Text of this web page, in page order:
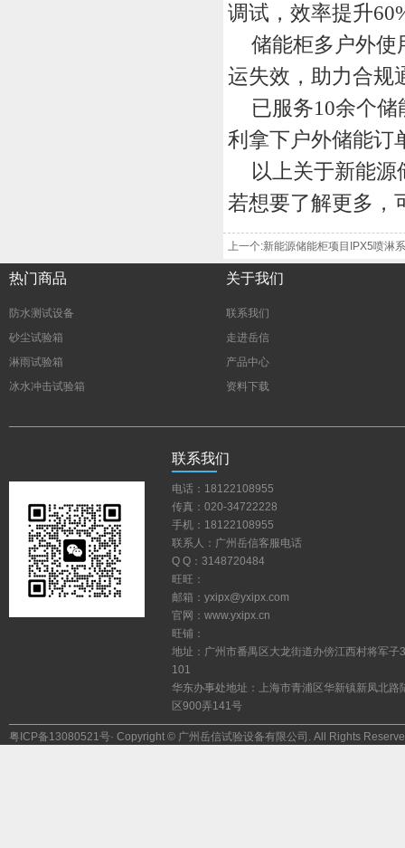
调试，效率提升
储能柜多户外使
运失效，助力合规
已服务10余个
利拿下户外储能订
以上关于新能源
若想要了解更多，
上一个:新能源储能柜项目IPX5喷淋
热门商品
防水测试设备
砂尘试验箱
淋雨试验箱
冰水冲击试验箱
关于我们
联系我们
走进岳信
产品中心
资料下载
联系我们
电话：18122108955
传真：020-34722228
手机：18122108955
联系人：广州岳信客服电话
QQ：3148720484
旺旺：
邮箱：yxipx@yxipx.com
官网：www.yxipx.cn
旺铺：
地址：广州市番禺区大龙街道办傍江西村将军子
101
华东办事处地址：上海市青浦区华新镇新凤北路
区900弄141号
粤ICP备13080521号·Copyright©广州岳信试验设备有限公司